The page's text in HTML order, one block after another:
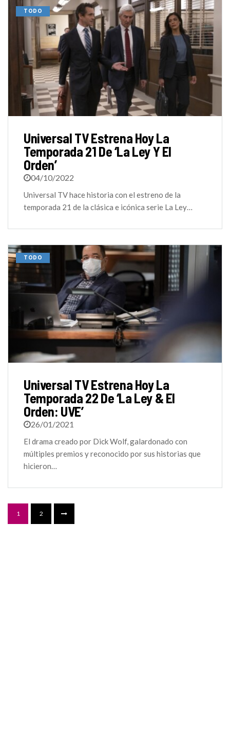
TODO
Universal TV Estrena Hoy La
Temporada 21 De ‘La Ley Y El
Orden’
04/10/2022
Universal TV hace historia con el estreno de la
temporada 21 de la clásica e icónica serie La Ley…
TODO
Universal TV Estrena Hoy La
Temporada 22 De ‘La Ley & El
Orden: UVE’
26/01/2021
El drama creado por Dick Wolf, galardonado con
múltiples premios y reconocido por sus historias que
hicieron…
1 2